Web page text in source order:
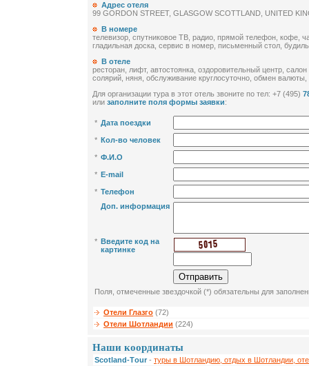
Адрес отеля
99 GORDON STREET, GLASGOW SCOTTLAND, UNITED
В номере
телевизор, спутниковое ТВ, радио, прямой телефон, кофе,
гладильная доска, сервис в номер, письменный стол,
В отеле
ресторан, лифт, автостоянка, оздоровительный центр,
солярий, няня, обслуживание круглосуточно, обмен
Для организации тура в этот отель звоните по тел: +7 (495)
или заполните поля формы заявки:
* Дата поездки
* Кол-во человек
* Ф.И.О
* E-mail
* Телефон
Доп. информация
* Введите код на
картинке
Поля, отмеченные звездочкой (*) обязательны для
Отели Глазго (72)
Отели Шотландии (224)
Наши координаты
Scotland-Тour - туры в Шотландию, отдых в Шотландии,